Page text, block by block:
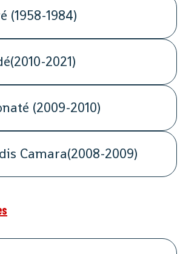
(1958-1984)
2021)
(2009-2010)
Camara(2008-2009)